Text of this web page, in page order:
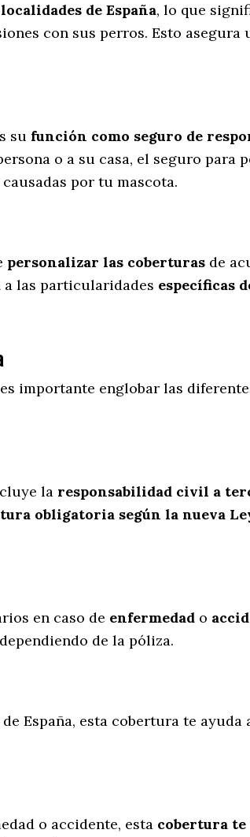
localidades de España, lo que
con sus perros. Esto asegura
su función como seguro de
o a su casa, el seguro para
causadas por tu mascota.
personalizar las coberturas de
a las particularidades específicas
importante englobar las
la responsabilidad civil a
obligatoria según la nueva
en caso de enfermedad o
de la póliza.
España, esta cobertura te
o accidente, esta cobertura te